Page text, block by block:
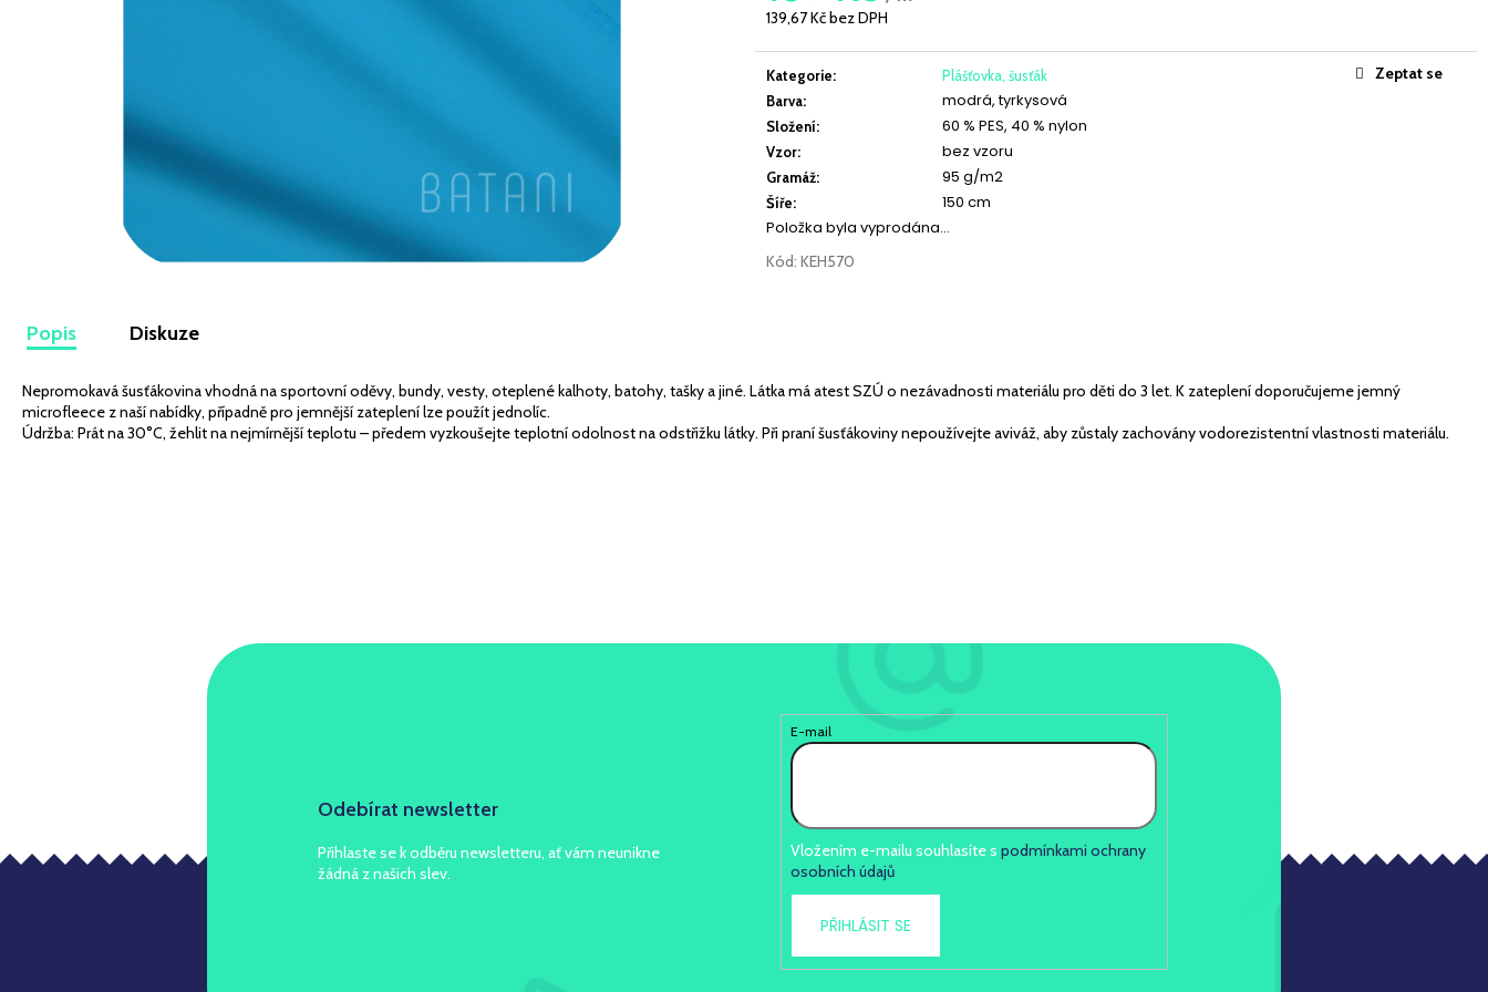
139,67 Kč bez DPH
cena:
Kategorie:
Plášťovka, šusťák
Barva: modrá, tyrkysová
Složení: 60 % PES, 40 % nylon
Vzor: bez vzoru
Gramáž: 95 g/m2
Šíře:
150 cm
Položka byla vyprodána…
Kód: KEH570
Zeptat se
Popis Diskuze
Nepromokavá šusťákovina vhodná na sportovní oděvy, bundy, vesty, oteplené kalhoty, batohy, tašky a jiné. Látka má atest SZÚ o nezávadnosti materiálu pro děti do 3 let. K zateplení doporučujeme jemný
microfleece z naší nabídky, případně pro jemnější zateplení lze použít jednolíc.
Údržba: Prát na 30°C, žehlit na nejmírnější teplotu – předem vyzkoušejte teplotní odolnost na odstřižku látky. Při praní šusťákoviny nepoužívejte aviváž, aby zůstaly zachovány vodorezistentní vlastnosti materiálu.
Odebírat newsletter
Přihlaste se k odběru newsletteru, ať vám neunikne
žádná z našich slev.
E-mail
Vložením e-mailu souhlasíte spodmínkami ochrany
osobních údajů
PŘIHLÁSIT SE